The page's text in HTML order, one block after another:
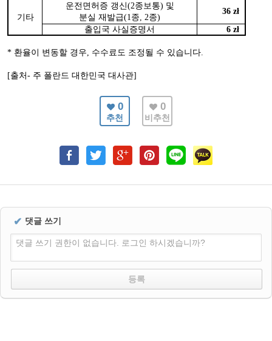
기타
운전면허증 갱신(2종보통) 및
분실 재발급(1종, 2종)
36 zł
출입국 사실증명서 6 zł
* 환율이 변동할 경우, 수수료도 조정될 수 있습니다.
[출처- 주 폴란드 대한민국 대사관]
0
추천
0
비추천
✔ 댓글 쓰기
댓글 쓰기 권한이 없습니다. 로그인 하시겠습니까?